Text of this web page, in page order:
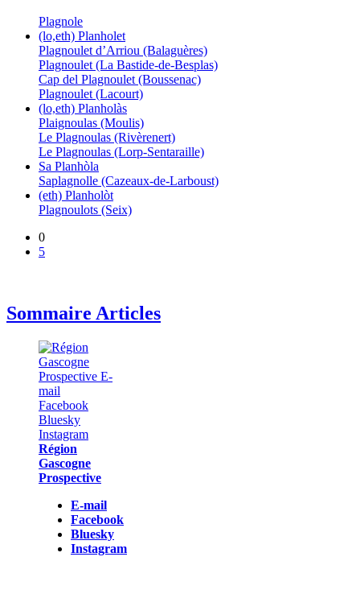
Plagnole
(lo,eth) Planholet
Plagnoulet d’Arriou (Balaguères)
Plagnoulet (La Bastide-de-Besplas)
Cap del Plagnoulet (Boussenac)
Plagnoulet (Lacourt)
(lo,eth) Planholàs
Plaignoulas (Moulis)
Le Plagnoulas (Rivèrenert)
Le Plagnoulas (Lorp-Sentaraille)
Sa Planhòla
Saplagnolle (Cazeaux-de-Larboust)
(eth) Planholòt
Plagnoulots (Seix)
0
5
Sommaire Articles
Région
Gascogne
Prospective
E-mail
Facebook
Bluesky
Instagram